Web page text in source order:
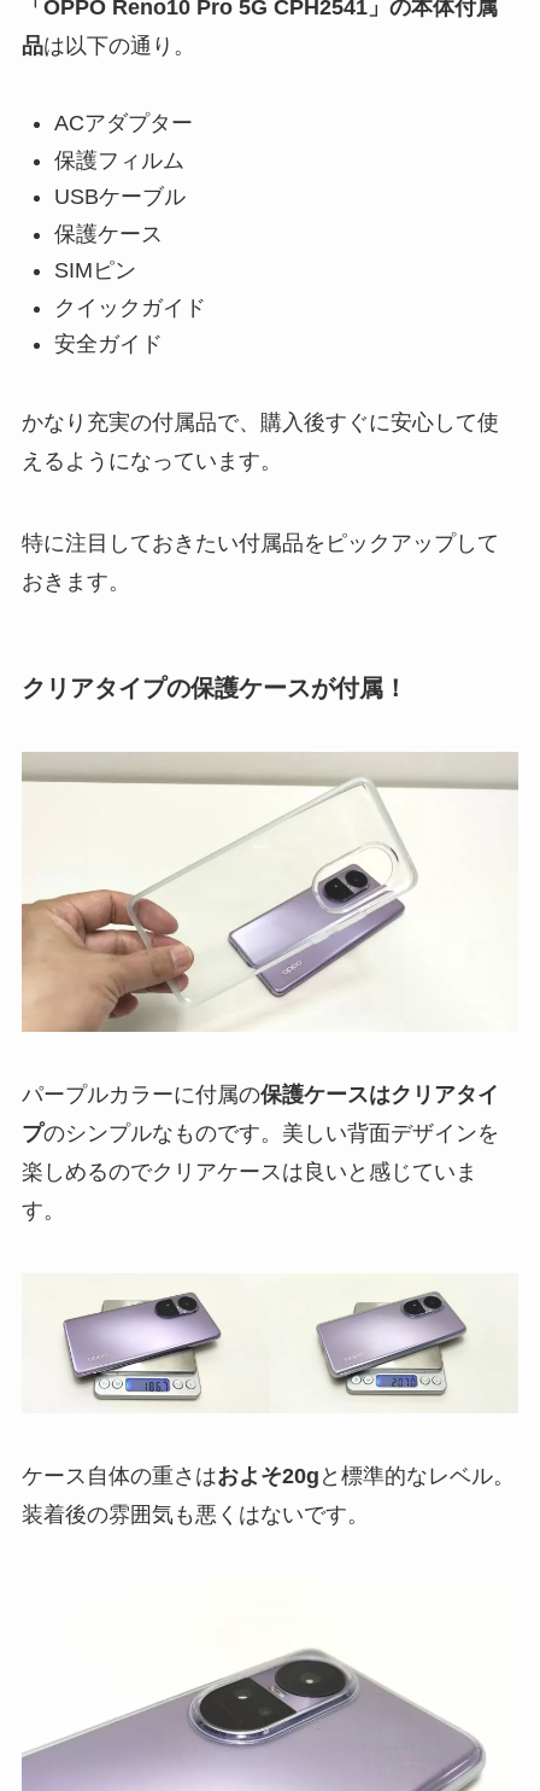
「OPPO Reno10 Pro 5G CPH2541」の本体付属
品は以下の通り。
ACアダプター
保護フィルム
USBケーブル
保護ケース
SIMピン
クイックガイド
安全ガイド
かなり充実の付属品で、購入後すぐに安心して使
えるようになっています。
特に注目しておきたい付属品をピックアップして
おきます。
クリアタイプの保護ケースが付属！
パープルカラーに付属の保護ケースはクリアタイ
プのシンプルなものです。美しい背面デザインを
楽しめるのでクリアケースは良いと感じていま
す。
ケース自体の重さはおよそ20g と標準的なレベル。
装着後の雰囲気も悪くはないです。